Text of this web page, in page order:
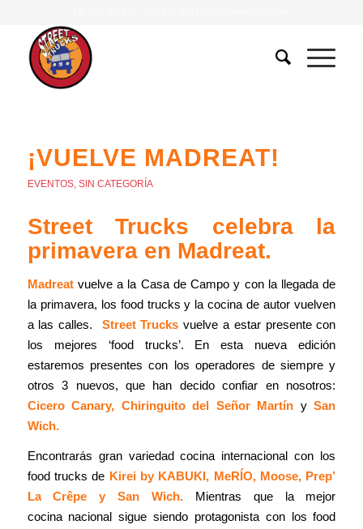
¡VUELVE MADREAT!
EVENTOS, SIN CATEGORÍA
Street Trucks celebra la
primavera en Madreat.
Madreatvuelve a la Casa de Campo y con la llegada de
la primavera, los food trucks y la cocina de autor vuelven
a las calles. Street Trucks vuelve a estar presente con
los mejores ‘food trucks’. En esta nueva edición
estaremos presentes con los operadores de siempre y
otros 3 nuevos, que han decido confiar en nosotros:
Cicero Canary, Chiringuito del Señor Martín ySan
Wich.
Encontrarás gran variedad cocina internacional con los
food trucks de Kirei by KABUKI, MeRÍO,Moose, Prep’
La Crêpe y San Wich. Mientras que la mejor
cocina nacional sigue siendo protagonista con los food